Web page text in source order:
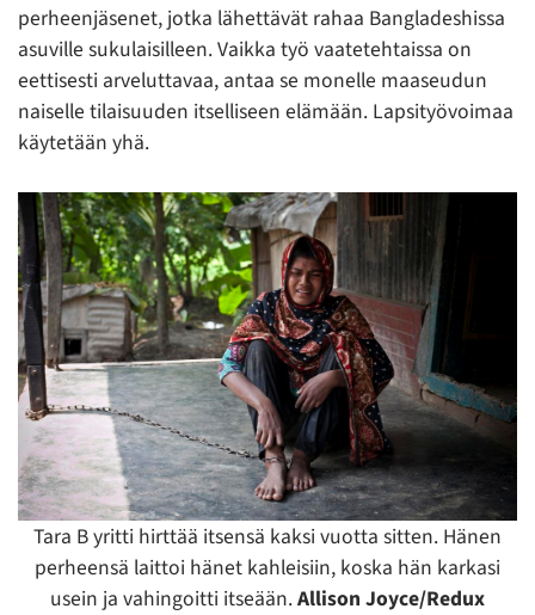
perheenjäsenet, jotka lähettävät rahaa Bangladeshissa
asuville sukulaisilleen. Vaikka työ vaatetehtaissa on
eettisesti arveluttavaa, antaa se monelle maaseudun
naiselle tilaisuuden itselliseen elämään. Lapsityövoimaa
käytetään yhä.
Tara B yritti hirttää itsensä kaksi vuotta sitten. Hänen
perheensä laittoi hänet kahleisiin, koska hän karkasi
usein ja vahingoitti itseään.Allison Joyce/Redux